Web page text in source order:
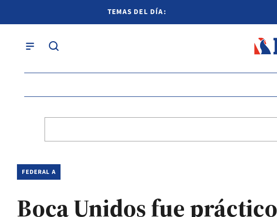
TEMAS DEL DÍA:
FEDERAL A
Boca Unidos fue